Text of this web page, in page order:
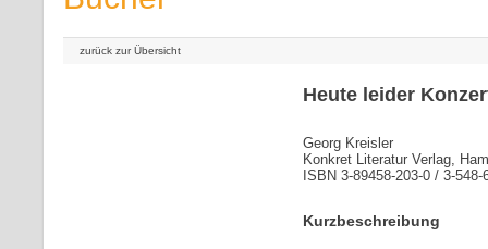
zurück zur Übersicht
Heute leider
Georg Kreisler
Konkret Literatur Verlag,
ISBN 3-89458-203-0 / 3-548-
Kurzbeschreibung